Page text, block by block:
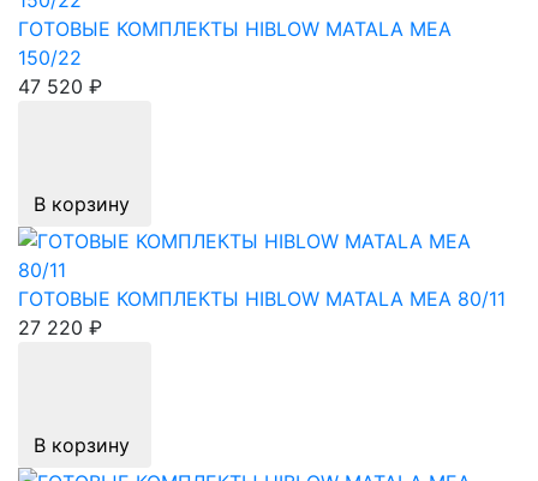
ГОТОВЫЕ КОМПЛЕКТЫ HIBLOW MATALA MEA
150/22
47 520 ₽
В корзину
ГОТОВЫЕ КОМПЛЕКТЫ HIBLOW MATALA MEA 80/11
27 220 ₽
В корзину